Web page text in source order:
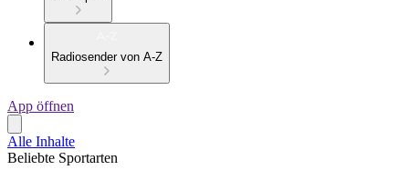
Radiosender von A-Z
App öffnen
Alle Inhalte
Beliebte Sportarten